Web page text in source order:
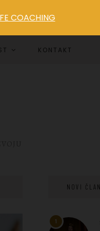
KONTAKT
NOVI
1
COACHING